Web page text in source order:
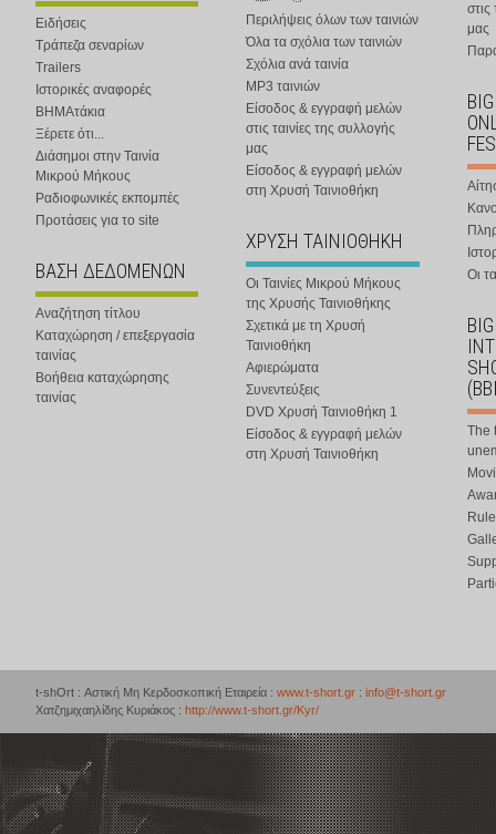
Ειδήσεις
Τράπεζα σεναρίων
Trailers
Ιστορικές αναφορές
ΒΗΜΑτάκια
Ξέρετε ότι...
Διάσημοι στην Ταινία
Μικρού Μήκους
Ραδιοφωνικές εκπομπές
Προτάσεις για το site
ΒΑΣΗ ΔΕΔΟΜΕΝΩΝ
Αναζήτηση τίτλου
Καταχώρηση / επεξεργασία
ταινίας
Βοήθεια καταχώρησης
ταινίας
Περιλήψεις όλων των ταινιών
Όλα τα σχόλια των ταινιών
Σχόλια ανά ταινία
MP3 ταινιών
Είσοδος & εγγραφή μελών
στις ταινίες της συλλογής
μας
Είσοδος & εγγραφή μελών
στη Χρυσή Ταινιοθήκη
ΧΡΥΣΗ ΤΑΙΝΙΟΘΗΚΗ
Οι Ταινίες Μικρού Μήκους
της Χρυσής Ταινιοθήκης
Σχετικά με τη Χρυσή
Ταινιοθήκη
Αφιερώματα
Συνεντεύξεις
DVD Χρυσή Ταινιοθήκη 1
Είσοδος & εγγραφή μελών
στη Χρυσή Ταινιοθήκη
στις
μας
Οι
The
t-shOrt : Αστική Μη Κερδοσκοπική Εταιρεία : www.t-short.gr : info@t-short.gr
Χατζημιχαηλίδης Κυριάκος : http://www.t-short.gr/Kyr/